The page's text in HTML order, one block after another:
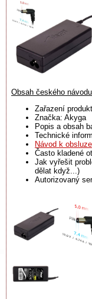
Obsah českého
Zařazení
Značka: Akyga
Popis a obsah
Technické
Návod k obsluze
Často kladené
Jak vyřešit
dělat když...)
Autorizovaný